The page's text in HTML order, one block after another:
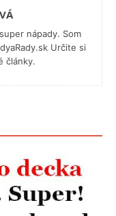
nápady. Som
Určite si
články.